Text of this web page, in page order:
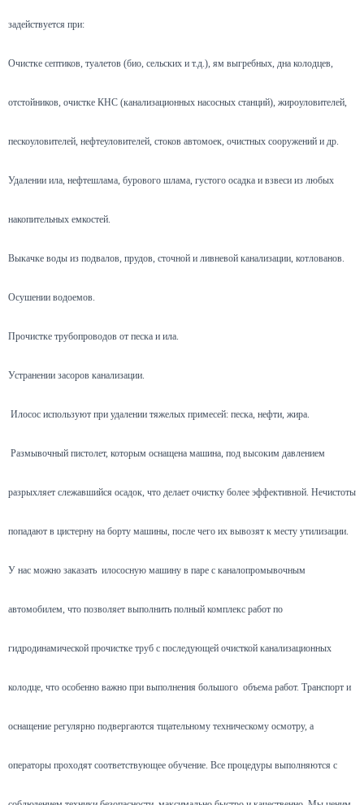
задействуется при:
Очистке септиков, туалетов (био, сельских и т.д.), ям выгребных, дна колодцев,
отстойников, очистке КНС (канализационных насосных станций), жироуловителей,
пескоуловителей, нефтеуловителей, стоков автомоек, очистных сооружений и др.
Удалении ила, нефтешлама, бурового шлама, густого осадка и взвеси из любых
накопительных емкостей.
Выкачке воды из подвалов, прудов, сточной и ливневой канализации, котлованов.
Осушении водоемов.
Прочистке трубопроводов от песка и ила.
Устранении засоров канализации.
Илосос используют при удалении тяжелых примесей: песка, нефти, жира.
Размывочный пистолет, которым оснащена машина, под высоким давлением
разрыхляет слежавшийся осадок, что делает очистку более эффективной. Нечистоты
попадают в цистерну на борту машины, после чего их вывозят к месту утилизации.
У нас можно заказать илососную машину в паре с каналопромывочным
автомобилем, что позволяет выполнить полный комплекс работ по
гидродинамической прочистке труб с последующей очисткой канализационных
колодце, что особенно важно при выполнения большого объема работ. Транспорт и
оснащение регулярно подвергаются тщательному техническому осмотру, а
операторы проходят соответствующее обучение. Все процедуры выполняются с